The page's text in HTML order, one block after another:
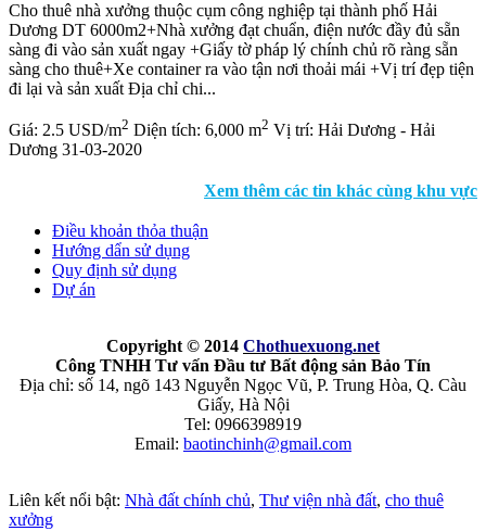
Cho thuê nhà xưởng thuộc cụm công nghiệp tại thành phố Hải
Dương DT 6000m2+Nhà xưởng đạt chuẩn, điện nước đầy đủ sẵn
sàng đi vào sản xuất ngay +Giấy tờ pháp lý chính chủ rõ ràng sẵn
sàng cho thuê+Xe container ra vào tận nơi thoải mái +Vị trí đẹp tiện
đi lại và sản xuất Địa chỉ chi...
Giá: 2.5 USD/m2 Diện tích: 6,000 m2 Vị trí: Hải Dương - Hải
Dương 31-03-2020
Xem thêm các tin khác cùng khu vực
Điều khoản thỏa thuận
Hướng dẩn sử dụng
Quy định sử dụng
Dự án
Copyright © 2014 Chothuexuong.net
Công TNHH Tư vấn Đầu tư Bất động sản Bảo Tín
Địa chỉ: số 14, ngõ 143 Nguyễn Ngọc Vũ, P. Trung Hòa, Q. Càu
Giấy, Hà Nội
Tel: 0966398919
Email: baotinchinh@gmail.com
Liên kết nổi bật: Nhà đất chính chủ, Thư viện nhà đất, cho thuê
xưởng